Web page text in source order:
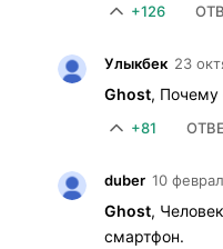
+126
Улыкбек 23
Ghost, Почему
+81
duber 10
Ghost,
смартфон.